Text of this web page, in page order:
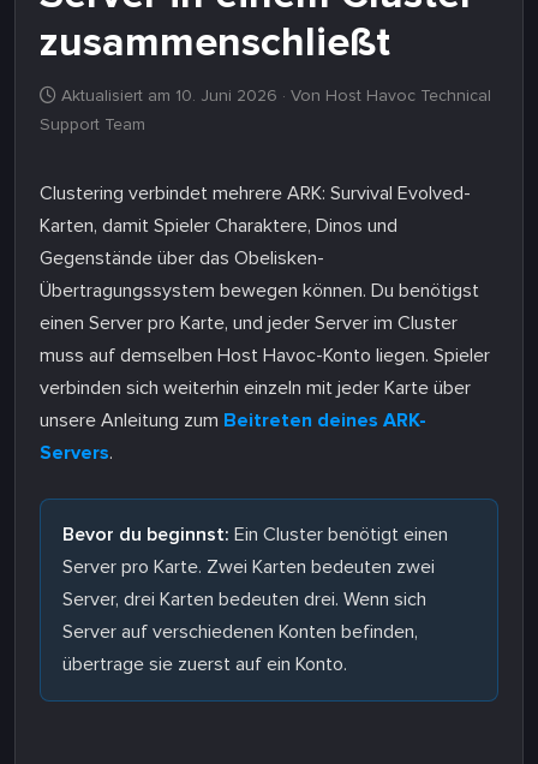
zusammenschließt
Aktualisiert am 10. Juni 2026 · Von Host Havoc Technical
Support Team
Clustering verbindet mehrere ARK: Survival Evolved-
Karten, damit Spieler Charaktere, Dinos und
Gegenstände über das Obelisken-
Übertragungssystem bewegen können. Du benötigst
einen Server pro Karte, und jeder Server im Cluster
muss auf demselben Host Havoc-Konto liegen. Spieler
verbinden sich weiterhin einzeln mit jeder Karte über
unsere Anleitung zum Beitreten deines ARK-
Servers.
Bevor du beginnst: Ein Cluster benötigt einen
Server pro Karte. Zwei Karten bedeuten zwei
Server, drei Karten bedeuten drei. Wenn sich
Server auf verschiedenen Konten befinden,
übertrage sie zuerst auf ein Konto.